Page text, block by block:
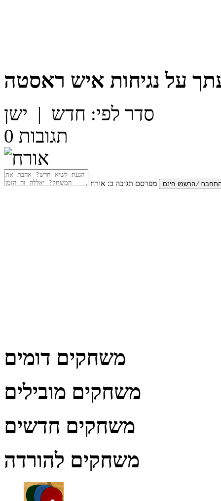
על נגיחות איש ראסטה
סדר לפי: חדש | ישן
0 תגובות
מפרסם תגובה כ: אורח
משחקים דומים
משחקים מובילים
משחקים חדשים
משחקים להורדה